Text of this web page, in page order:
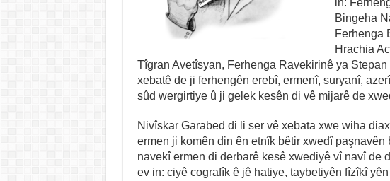
in:
Bingeha
Ferhenga
Hrachia
Tîgran Avetîsyan, Ferhenga Ravekirinê ya
xebatê de ji ferhengên erebî, ermenî, suryanî,
sûd wergirtiye û ji gelek kesên di vê mijarê de
Nivîskar Garabed di li ser vê xebata xwe wiha
ermen ji komên din ên etnîk bêtir xwedî
navekî ermen di derbarê kesê xwediyê vî navî de
ev in: ciyê cografîk ê jê hatiye, taybetiyên fîzîkî